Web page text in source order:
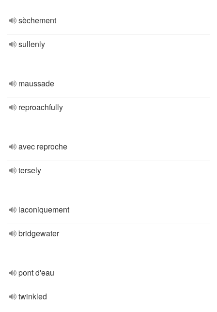
sèchement
sullenly
maussade
reproachfully
avec reproche
tersely
laconiquement
bridgewater
pont d'eau
twinkled